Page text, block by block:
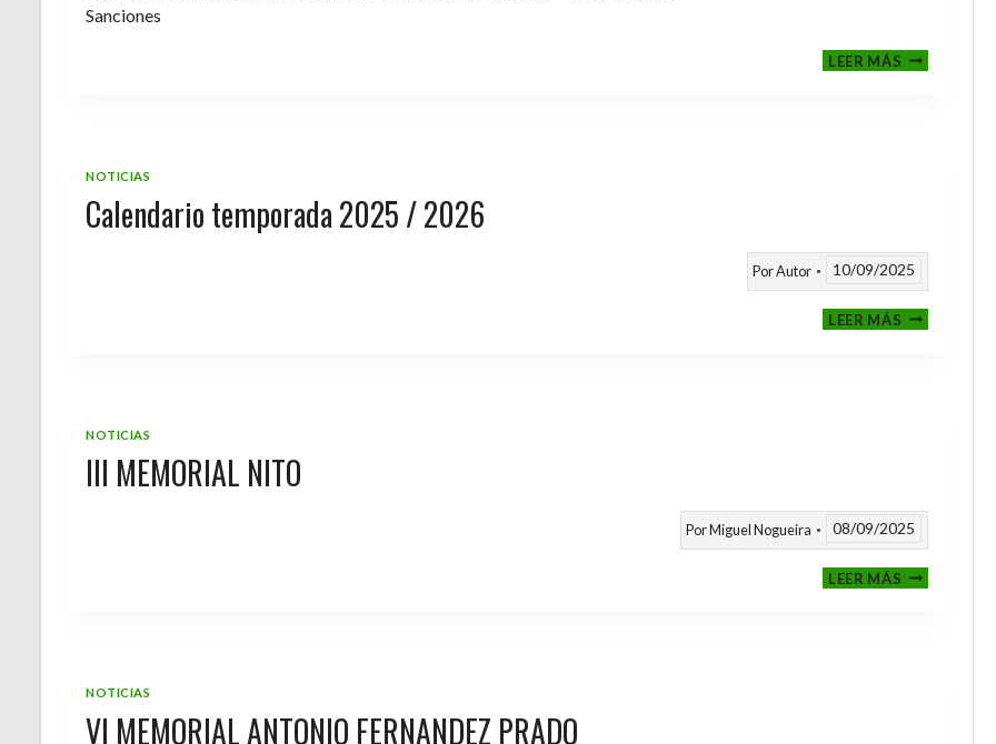
Sanciones
LEER MÁSFASE
NOTICIAS
Calendario temporada 2025 / 2026
PorAutor 10/09/2025
LEER MÁSCALENDARIO
TEMPORADA
NOTICIAS
III MEMORIAL NITO
PorMiguel Nogueira 08/09/2025
LEER MÁSIII
MEMORIAL
NOTICIAS
VI MEMORIAL ANTONIO FERNANDEZ PRADO